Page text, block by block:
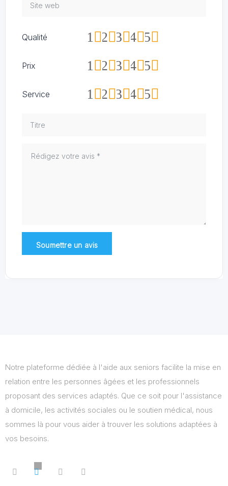
Qualité 5
4
3
2
1
Prix 5
4
3
2
1
Service 5
4
3
2
1
Notre plateforme dédiée à l'aide aux seniors facilite la mise en
relation entre les personnes âgées et les professionnels
proposant des services adaptés. Que ce soit pour l'assistance
à domicile, les activités sociales ou le soutien médical, nous
sommes là pour vous aider à trouver les solutions adaptées à
vos besoins.